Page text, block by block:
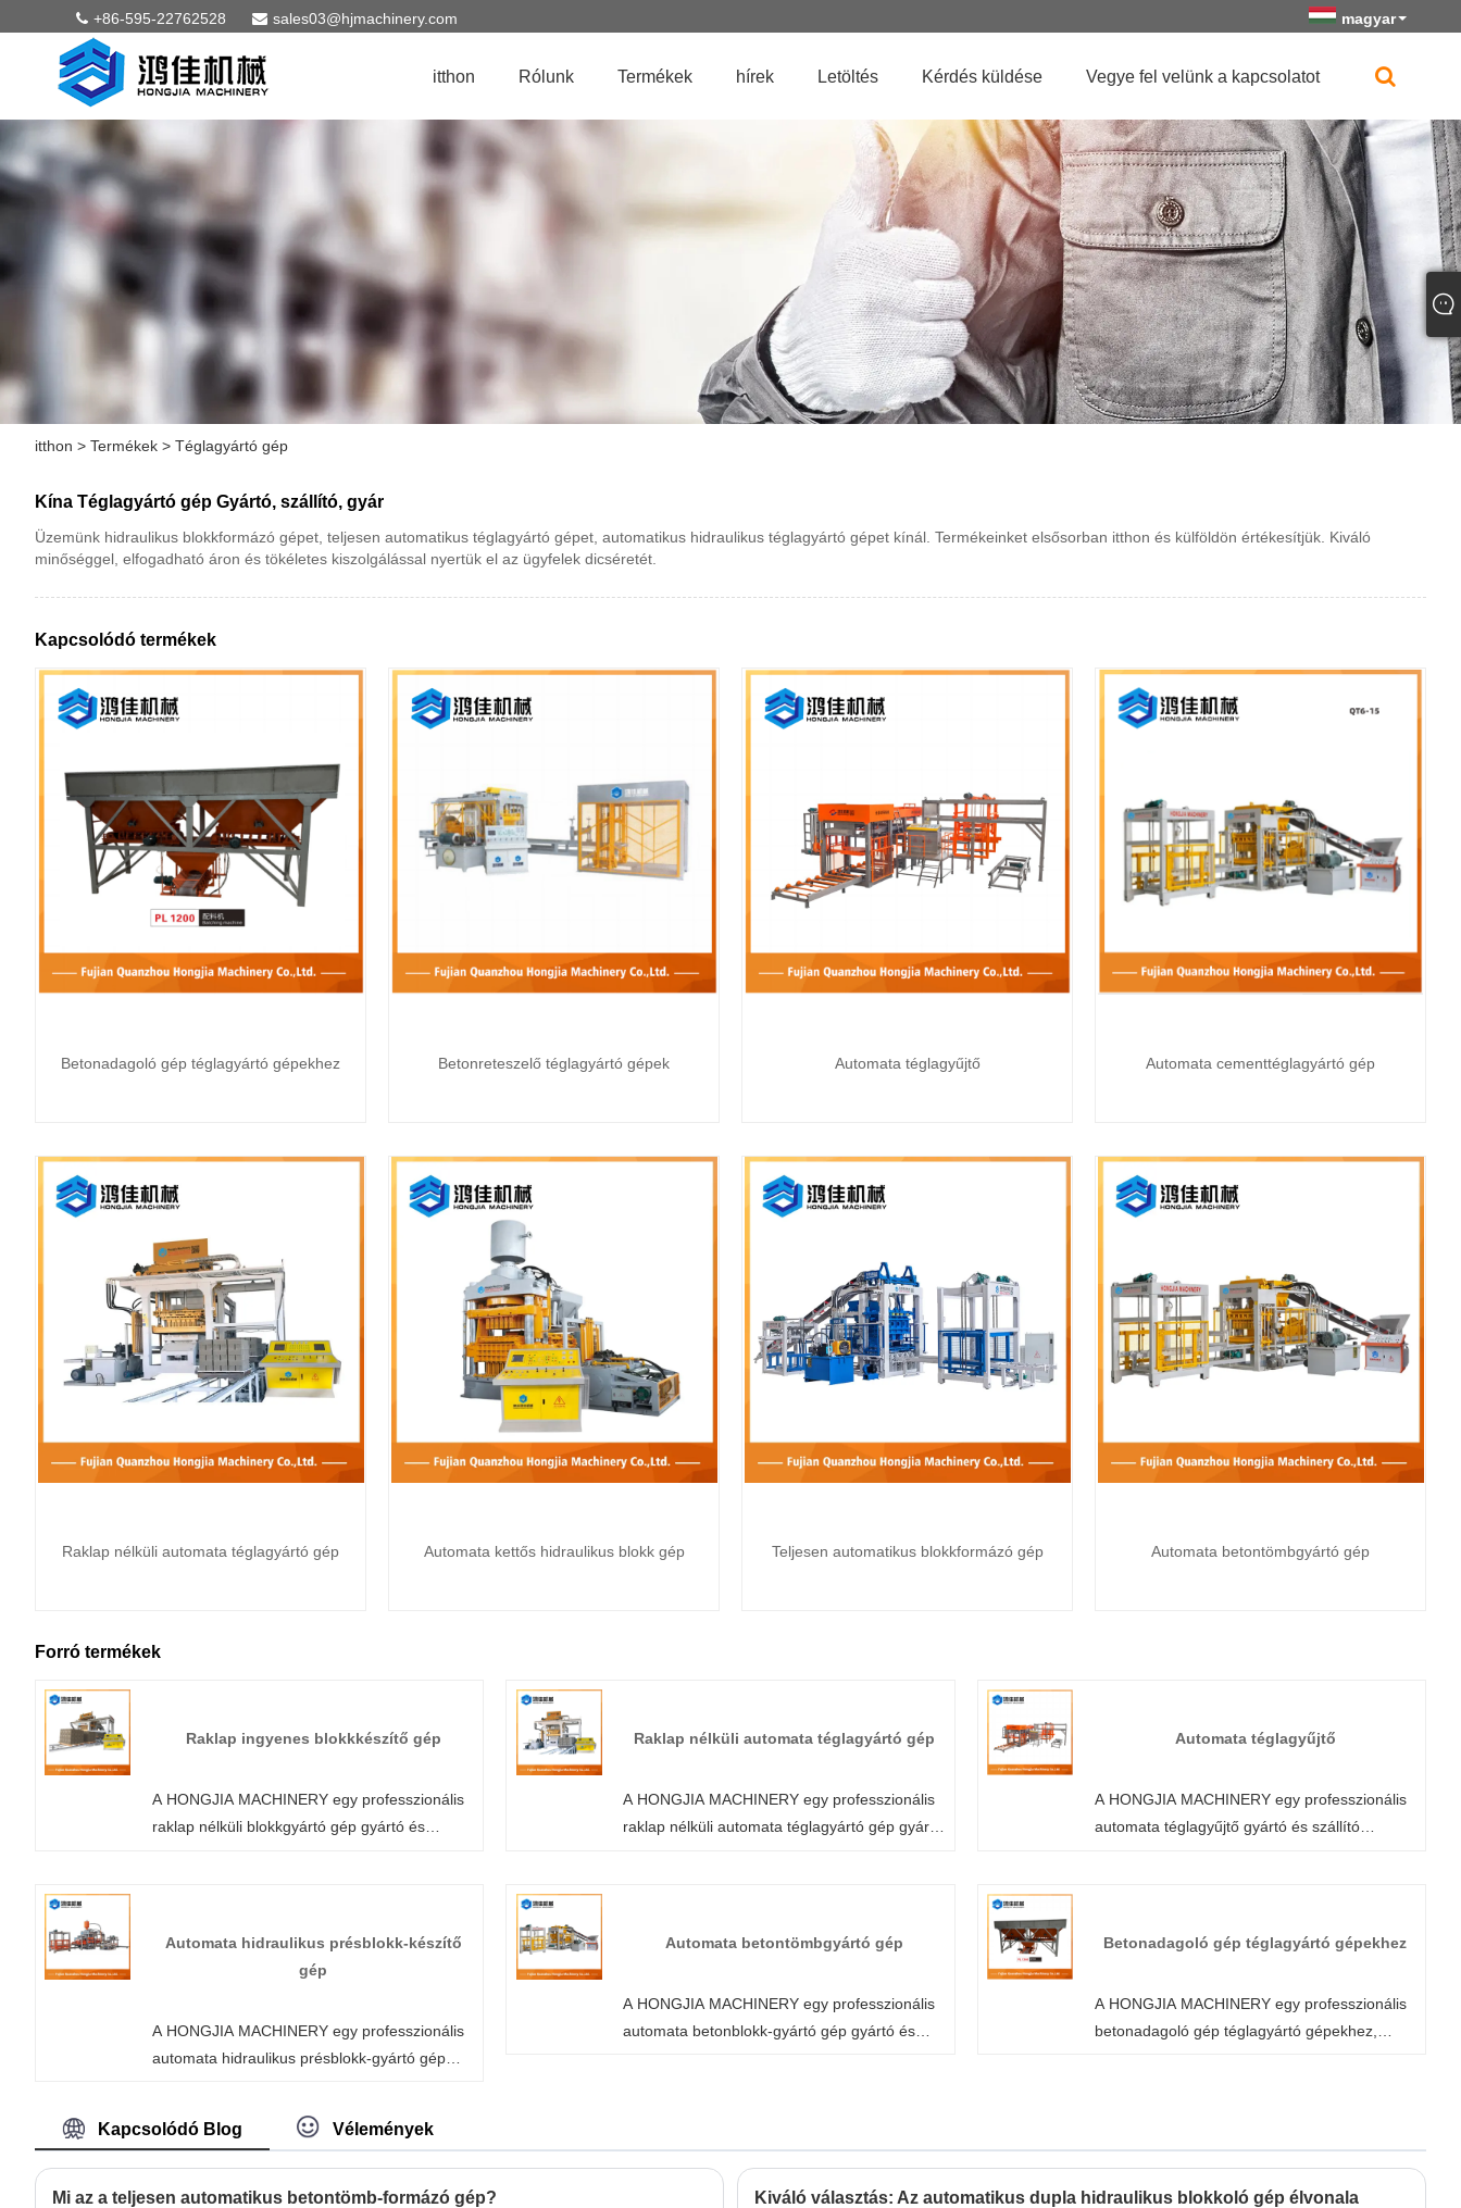
+86-595-22762528 sales03@hjmachinery.com magyar
itthon Rólunk Termékek hírek Letöltés Kérdés küldése Vegye fel velünk a kapcsolatot
itthon > Termékek > Téglagyártó gép
Kína Téglagyártó gép Gyártó, szállító, gyár
Üzemünk hidraulikus blokkformázó gépet, teljesen automatikus téglagyártó gépet, automatikus hidraulikus téglagyártó gépet kínál. Termékeinket elsősorban itthon és külföldön értékesítjük. Kiváló
minőséggel, elfogadható áron és tökéletes kiszolgálással nyertük el az ügyfelek dicséretét.
Kapcsolódó termékek
Betonadagoló gép téglagyártó gépekhez Betonreteszelő téglagyártó gépek Automata téglagyűjtő Automata cementtéglagyártó gép
Raklap nélküli automata téglagyártó gép Automata kettős hidraulikus blokk gép Teljesen automatikus blokkformázó gép Automata betontömbgyártó gép
Forró termékek
Raklap ingyenes blokkkészítő gép
A HONGJIA MACHINERY egy professzionális
raklap nélküli blokkgyártó gép gyártó és
HONGJIA MACHINERY a legjobb értékesítés
utáni szolgáltatást és időben történő szállítást
Raklap nélküli automata téglagyártó gép
A HONGJIA MACHINERY egy professzionális
raklap nélküli automata téglagyártó gép gyártó
Termékeinkre gyári akciós árakat biztosítunk.
Automata téglagyűjtő
A HONGJIA MACHINERY egy professzionális
automata téglagyűjtő gyártó és szállító
Termékeinkre gyári akciós árakat biztosítunk.
Automata hidraulikus présblokk-készítő
gép
A HONGJIA MACHINERY egy professzionális
automata hidraulikus présblokk-gyártó gép
Interlock téglagép termékek, kérjük, lépjen
kapcsolatba velünk. Követjük a minőségi
megnyugodhat, hogy az ár a lelkiismeret,
elkötelezett szolgáltatás.
Automata betontömbgyártó gép
A HONGJIA MACHINERY egy professzionális
automata betonblokk-gyártó gép gyártó és
Betonadagoló gép téglagyártó gépekhez
A HONGJIA MACHINERY egy professzionális
betonadagoló gép téglagyártó gépekhez,
A HONGJIA MACHINERY fali panelek gyártója
és szállítója Kínában.
Kapcsolódó Blog Vélemények
Mi az a teljesen automatikus betontömb-formázó gép? Kiváló választás: Az automatikus dupla hidraulikus blokkoló gép élvonala